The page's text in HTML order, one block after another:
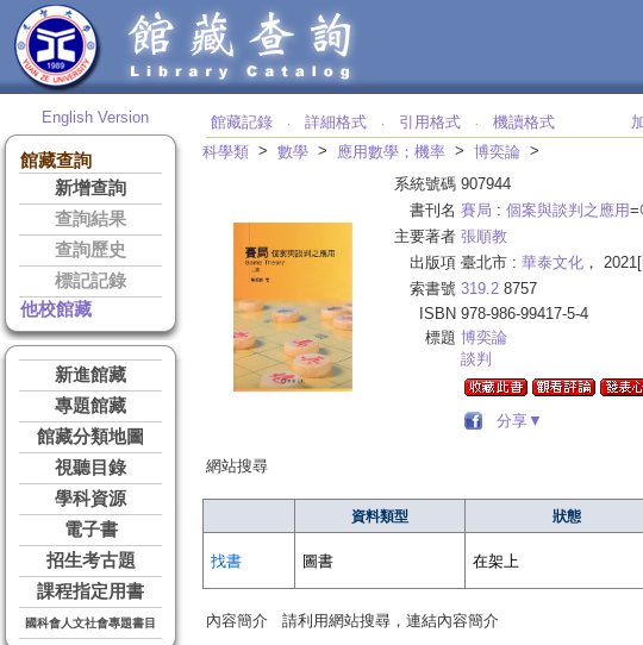
English Version
館藏查詢
新增查詢
查詢結果
查詢歷史
標記記錄
他校館藏
新進館藏
專題館藏
館藏分類地圖
視聽目錄
學科資源
電子書
招生考古題
課程指定用書
國科會人文社會專題書目
館藏記錄 ‧ 詳細格式 ‧ 引用格式 ‧ 機讀格式
科學類 > 數學 > 應用數學；機率 > 博奕論 >
系統號碼 907944
書刊名 賽局 : 個案與談判之應用=
主要著者 張順教
出版項 臺北市 : 華泰文化 ，
索書號 319.2 8757
ISBN 978-986-99417-5-4
標題 博奕論
談判
分享▼
網站搜尋
資料類型 狀態
找書 圖書 在架上
內容簡介 請利用網站搜尋，連結內容簡介